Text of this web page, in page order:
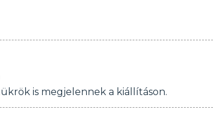
is megjelennek a kiállításon.